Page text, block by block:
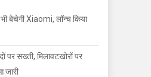
बेचेगी Xiaomi, लॉन्च किया
पर सख्ती, मिलावटखोरों पर